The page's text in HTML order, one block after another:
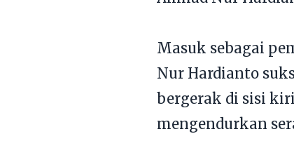
Masuk sebagai
Nur Hardianto
bergerak di sisi
mengendurkan